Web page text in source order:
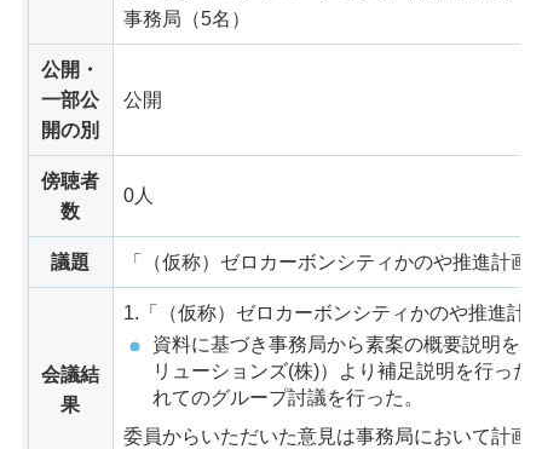
事務局（5名）
公開・
一部公
開の別
公開
傍聴者
数
0人
議題 「（仮称）ゼロカーボンシティかのや推進計画
会議結
果
1.「（仮称）ゼロカーボンシティかのや推進計
資料に基づき事務局から素案の概要説明を
リューションズ(株)）より補足説明を行っ
れてのグループ討議を行った。
委員からいただいた意見は事務局において計画